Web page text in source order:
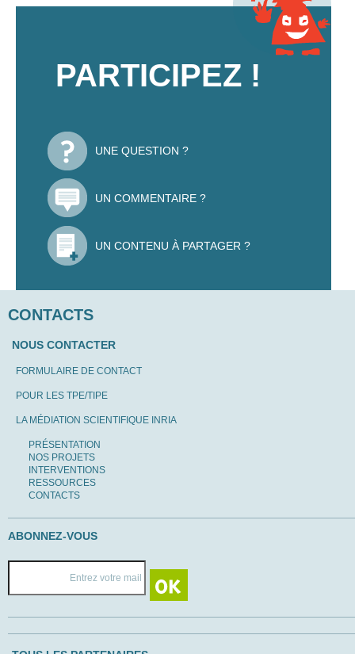
PARTICIPEZ !
UNE QUESTION ?
UN COMMENTAIRE ?
UN CONTENU À PARTAGER ?
CONTACTS
NOUS CONTACTER
FORMULAIRE DE CONTACT
POUR LES TPE/TIPE
LA MÉDIATION SCIENTIFIQUE INRIA
PRÉSENTATION
NOS PROJETS
INTERVENTIONS
RESSOURCES
CONTACTS
ABONNEZ-VOUS